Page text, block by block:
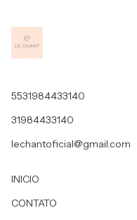
5531984433140
31984433140
lechantoficial@gmail.com
INICIO
CONTATO